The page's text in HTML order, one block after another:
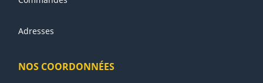
Adresses
NOS COORDONNÉES